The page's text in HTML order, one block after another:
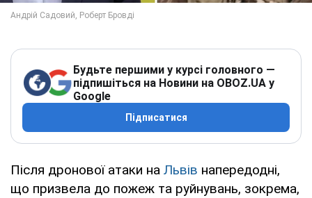
Будьте першими у курсі головного —
підпишіться на Новини на OBOZ.UA у
Google
Підписатися
Після дронової атаки на Львів напередодні,
що призвела до пожеж та руйнувань, зокрема,